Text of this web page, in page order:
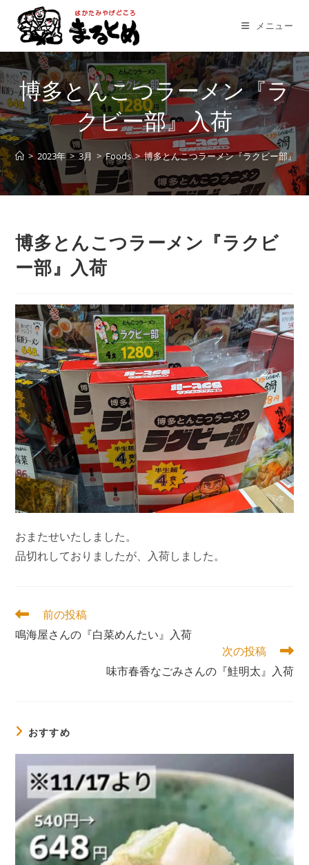
ツ
へ
ス
キ
ッ
プ
メニュー
博多とんこつラーメン『ラ
クビー部』入荷
> 2023年 > 3月 > Foods > 博多とんこつラーメン『ラクビー部』入
博多とんこつラーメン『ラクビ
ー部』入荷
おまたせいたしました。
品切れしておりましたが、入荷しました。
そ
の
他
前の投稿
鳴海屋さんの『白菜めんたい』入荷
次の投稿
味市春香なごみさんの『鮭明太』入荷
おすすめ